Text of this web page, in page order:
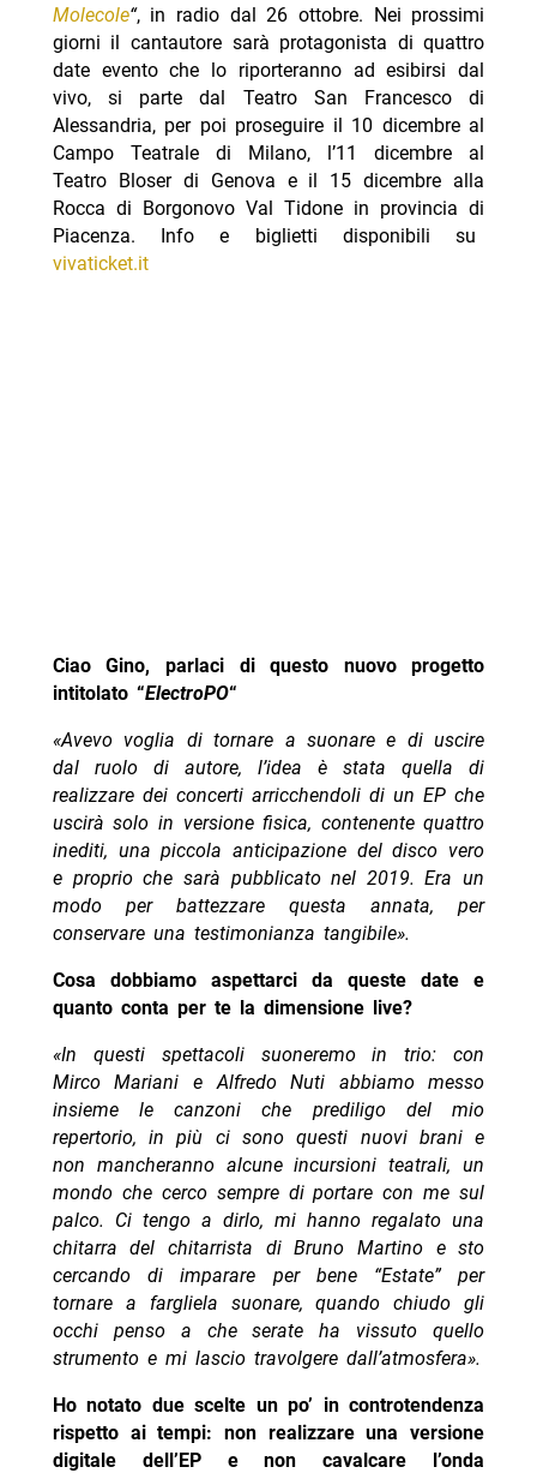
Molecole“, in radio dal 26 ottobre. Nei prossimi
giorni il cantautore sarà protagonista di quattro
date evento che lo riporteranno ad esibirsi dal
vivo, si parte dal Teatro San Francesco di
Alessandria, per poi proseguire il 10 dicembre al
Campo Teatrale di Milano, l’11 dicembre al
Teatro Bloser di Genova e il 15 dicembre alla
Rocca di Borgonovo Val Tidone in provincia di
Piacenza. Info e biglietti disponibili su
vivaticket.it
Ciao Gino, parlaci di questo nuovo progetto
intitolato “ElectroPO“
«Avevo voglia di tornare a suonare e di uscire
dal ruolo di autore, l’idea è stata quella di
realizzare dei concerti arricchendoli di un EP che
uscirà solo in versione fisica, contenente quattro
inediti, una piccola anticipazione del disco vero
e proprio che sarà pubblicato nel 2019. Era un
modo per battezzare questa annata, per
conservare una testimonianza tangibile».
Cosa dobbiamo aspettarci da queste date e
quanto conta per te la dimensione live?
«In questi spettacoli suoneremo in trio: con
Mirco Mariani e Alfredo Nuti abbiamo messo
insieme le canzoni che prediligo del mio
repertorio, in più ci sono questi nuovi brani e
non mancheranno alcune incursioni teatrali, un
mondo che cerco sempre di portare con me sul
palco. Ci tengo a dirlo, mi hanno regalato una
chitarra del chitarrista di Bruno Martino e sto
cercando di imparare per bene “Estate” per
tornare a fargliela suonare, quando chiudo gli
occhi penso a che serate ha vissuto quello
strumento e mi lascio travolgere dall’atmosfera».
Ho notato due scelte un po’ in controtendenza
rispetto ai tempi: non realizzare una versione
digitale dell’EP e non cavalcare l’onda